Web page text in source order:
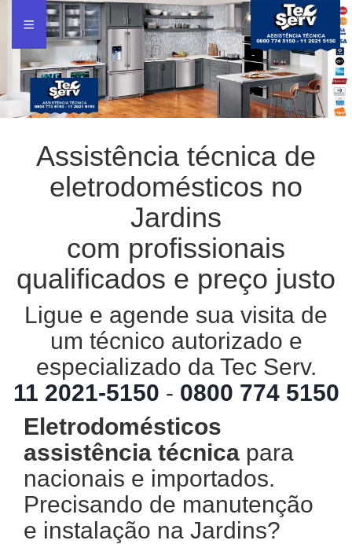
Assistência técnica de
eletrodomésticos no
Jardins
com profissionais
qualificados e preço justo
Ligue e agende sua visita de
um técnico autorizado e
especializado da Tec Serv.
11 2021-5150 - 0800 774 5150
Eletrodomésticos
assistência técnica para
nacionais e importados.
Precisando de manutenção
e instalação na Jardins?